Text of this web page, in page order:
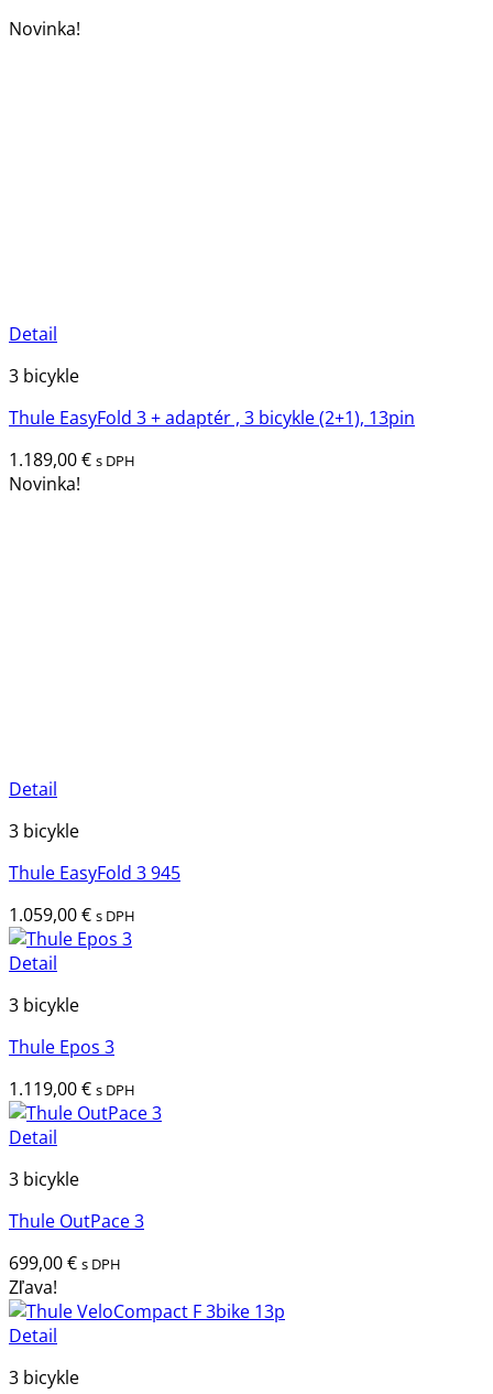
Novinka!
Detail
3 bicykle
Thule EasyFold 3 + adaptér , 3 bicykle (2+1), 13pin
1.189,00€ s DPH
Novinka!
Detail
3 bicykle
Thule EasyFold 3 945
1.059,00€ s DPH
Detail
3 bicykle
Thule Epos 3
1.119,00€ s DPH
Detail
3 bicykle
Thule OutPace 3
699,00€ s DPH
Zľava!
Detail
3 bicykle